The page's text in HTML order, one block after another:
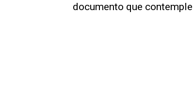
documento que